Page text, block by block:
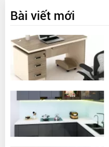
Bài viết mới